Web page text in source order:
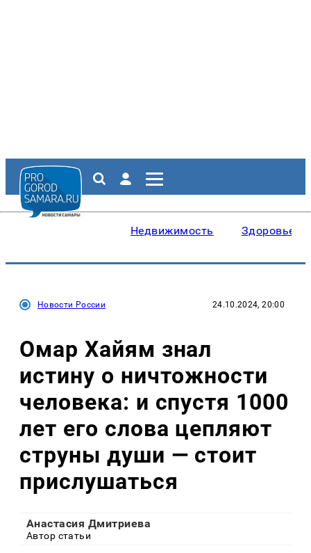
Недвижимость Здоровье
Новости России 24.10.2024, 20:00
Омар Хайям знал
истину о ничтожности
человека: и спустя 1000
лет его слова цепляют
струны души — стоит
прислушаться
Анастасия Дмитриева
Автор статьи